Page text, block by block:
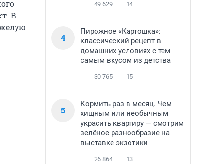
В
49 629 14
4
Пирожное «Картошка»:
классический рецепт в
домашних условиях с тем
самым вкусом из детства
30 765 15
5
Кормить раз в месяц. Чем
хищным или необычным
украсить квартиру — смотрим
зелёное разнообразие на
выставке экзотики
26 864 13